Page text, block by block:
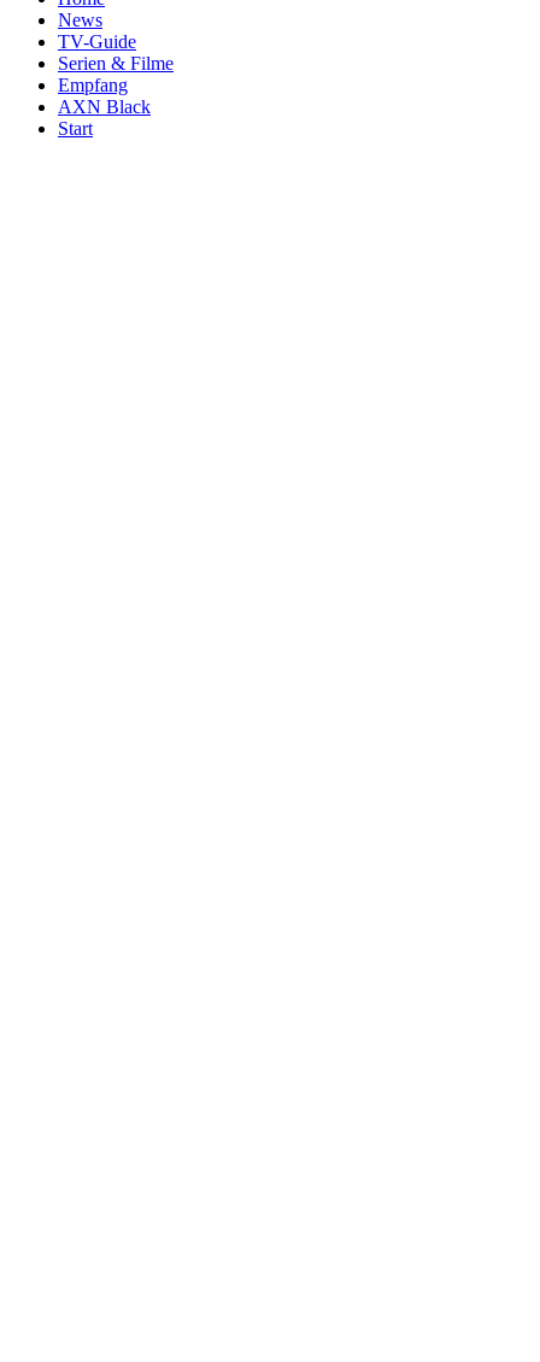
News
TV-Guide
Serien & Filme
Empfang
AXN Black
Start